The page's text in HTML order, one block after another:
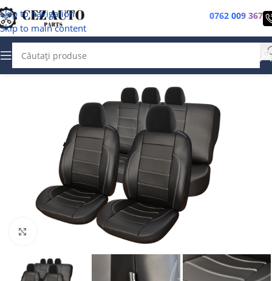
Skip to navigation
Skip to main content
0762 009 367
Faceți clic pentru a mări